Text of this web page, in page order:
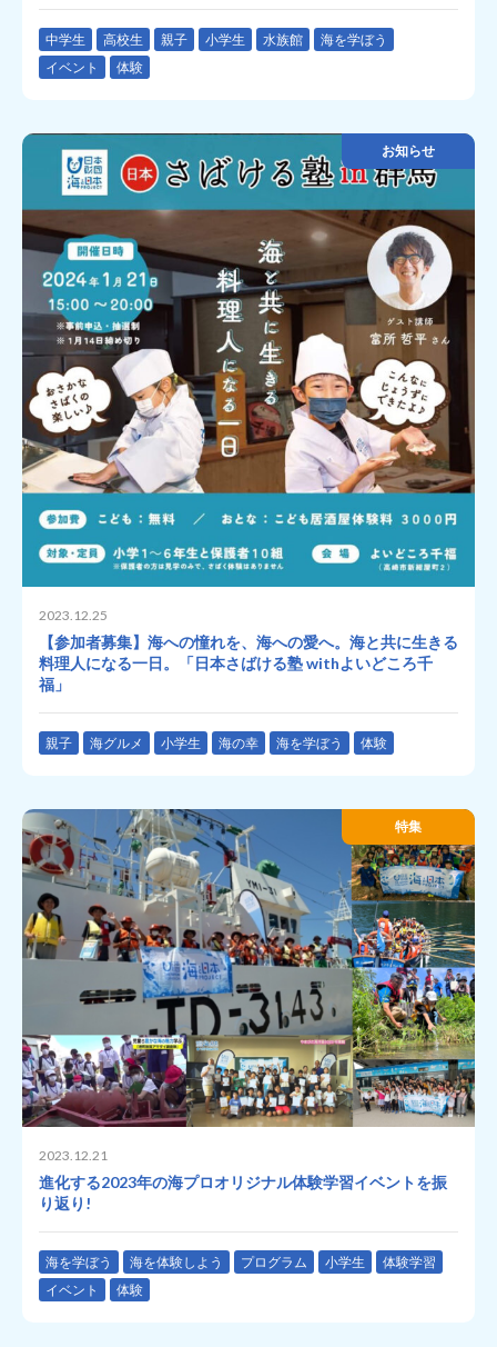
中学生 高校生 親子 小学生 水族館
海を学ぼう
イベント
体験
お知らせ
2023.12.25
【参加者募集】海への憧れを、海への愛へ。海と共に生きる
料理人になる一日。「日本さばける塾 withよいどころ千
福」
親子 海グルメ 小学生 海の幸 海を学ぼう 体験
特集
2023.12.21
進化する2023年の海プロオリジナル体験学習イベントを振
り返り!
海を学ぼう 海を体験しよう プログラム 小学生
体験学習
イベント
体験